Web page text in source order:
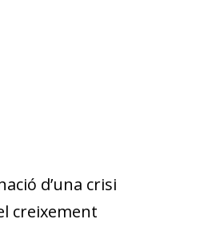
d’una crisi
creixement